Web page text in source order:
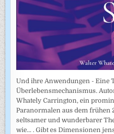
Und ihre Anwendungen - Eine
Überlebensmechanismus.
Whately Carrington, ein
Paranormalen aus dem
seltsamer und wunderbarer
wie... . Gibt es Dimensionen